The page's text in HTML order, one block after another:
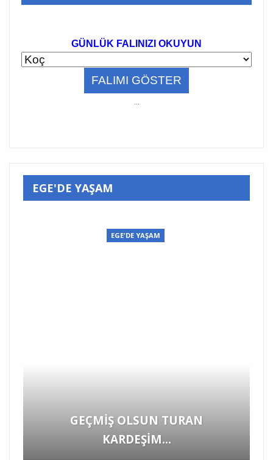
GÜNLÜK FALINIZI OKUYUN
...
EGE'DE YAŞAM
EGE'DE YAŞAM
Böyle vicdansızlık görülmedi! Yükü